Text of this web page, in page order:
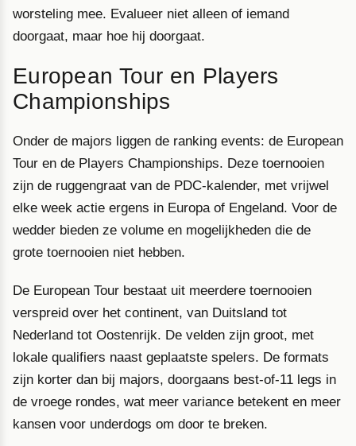
worsteling mee. Evalueer niet alleen of iemand
doorgaat, maar hoe hij doorgaat.
European Tour en Players
Championships
Onder de majors liggen de ranking events: de European
Tour en de Players Championships. Deze toernooien
zijn de ruggengraat van de PDC-kalender, met vrijwel
elke week actie ergens in Europa of Engeland. Voor de
wedder bieden ze volume en mogelijkheden die de
grote toernooien niet hebben.
De European Tour bestaat uit meerdere toernooien
verspreid over het continent, van Duitsland tot
Nederland tot Oostenrijk. De velden zijn groot, met
lokale qualifiers naast geplaatste spelers. De formats
zijn korter dan bij majors, doorgaans best-of-11 legs in
de vroege rondes, wat meer variance betekent en meer
kansen voor underdogs om door te breken.